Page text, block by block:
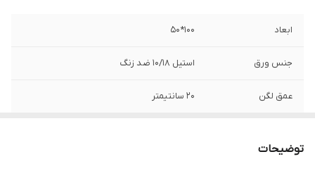
ابعاد 100*50
جنس ورق استیل 10/18 ضد زنگ
عمق لگن 20 سانتیمتر
توضیحات